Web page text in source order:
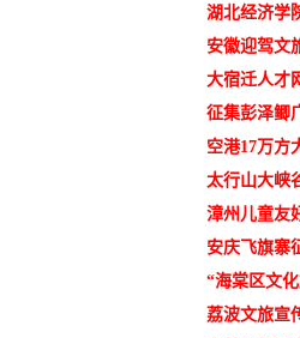
湖北经济学
安徽迎驾文
大宿迁人才
征集彭泽鲫
空港17万方
太行山大峡
漳州儿童友
集
安庆飞旗寨
“海棠区文
荔波文旅宣